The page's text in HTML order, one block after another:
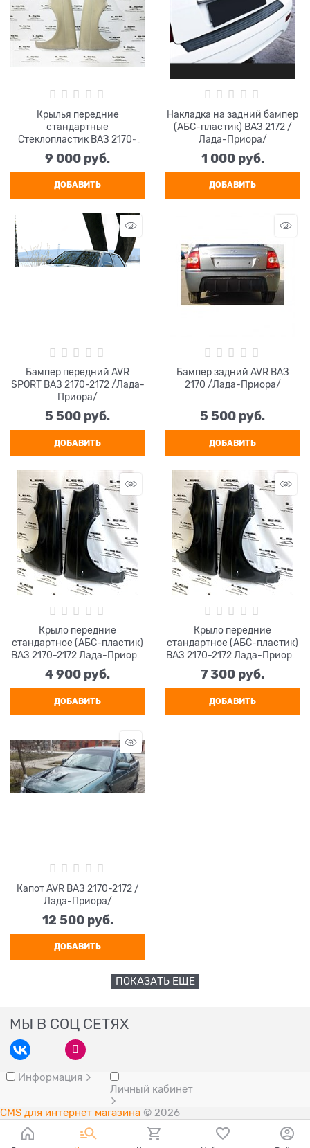
Крылья передние
стандартные
Стеклопластик ВАЗ 2170-
2172 Лада-Приора Комплект
2 (шт)
9 000 руб.
ДОБАВИТЬ
Накладка на задний бампер
(АБС-пластик) ВАЗ 2172 /
Лада-Приора/
1 000 руб.
ДОБАВИТЬ
Бампер передний AVR
SPORT ВАЗ 2170-2172 /Лада-
Приора/
5 500 руб.
ДОБАВИТЬ
Бампер задний AVR ВАЗ
2170 /Лада-Приора/
5 500 руб.
ДОБАВИТЬ
Крыло передние
стандартное (АБС-пластик)
ВАЗ 2170-2172 Лада-Приора,
неокрашенно
4 900 руб.
ДОБАВИТЬ
Крыло передние
стандартное (АБС-пластик)
ВАЗ 2170-2172 Лада-Приора,
окрашенно
7 300 руб.
ДОБАВИТЬ
Капот AVR ВАЗ 2170-2172 /
Лада-Приора/
12 500 руб.
ДОБАВИТЬ
ПОКАЗАТЬ ЕЩЕ
МЫ В СОЦ СЕТЯХ
Информация
Личный кабинет
CMS для интернет магазина © 2026